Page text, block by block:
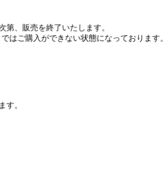
、販売を終了いたします。
はご購入ができない状態になっております
す。